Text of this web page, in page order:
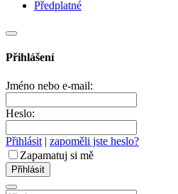
Předplatné
Přihlášení
Jméno nebo e-mail:
Heslo:
Přihlásit | zapoměli jste heslo?
Zapamatuj si mě